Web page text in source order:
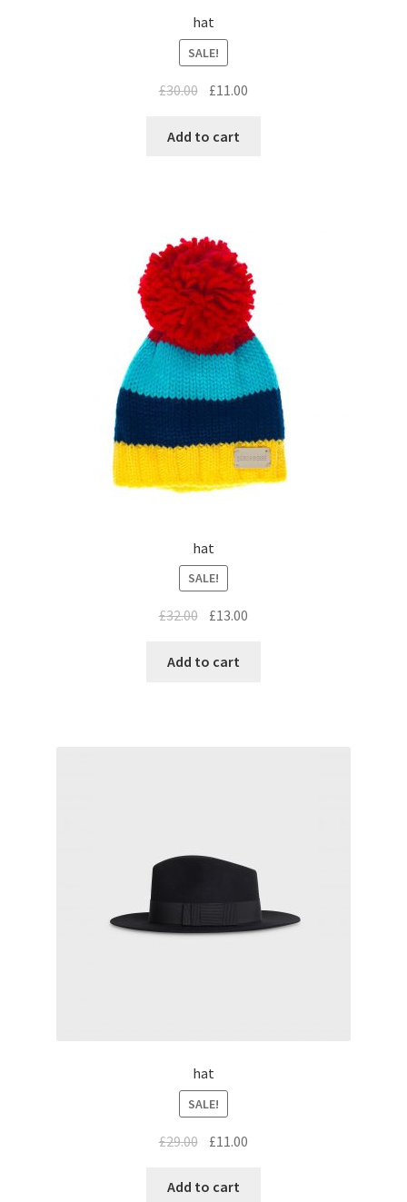
hat
SALE!
£30.00 £11.00
Add to cart
hat
SALE!
£32.00 £13.00
Add to cart
hat
SALE!
£29.00 £11.00
Add to cart